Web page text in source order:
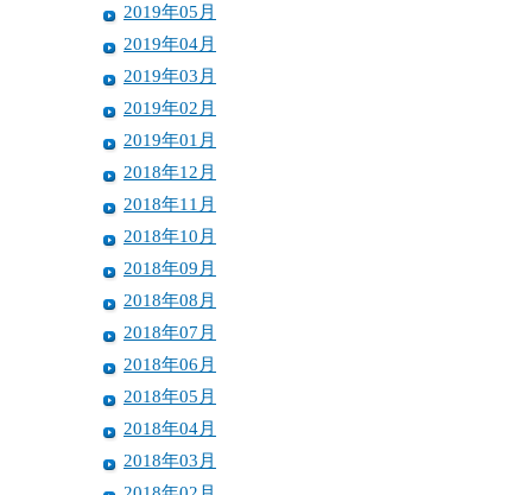
2019年05月
2019年04月
2019年03月
2019年02月
2019年01月
2018年12月
2018年11月
2018年10月
2018年09月
2018年08月
2018年07月
2018年06月
2018年05月
2018年04月
2018年03月